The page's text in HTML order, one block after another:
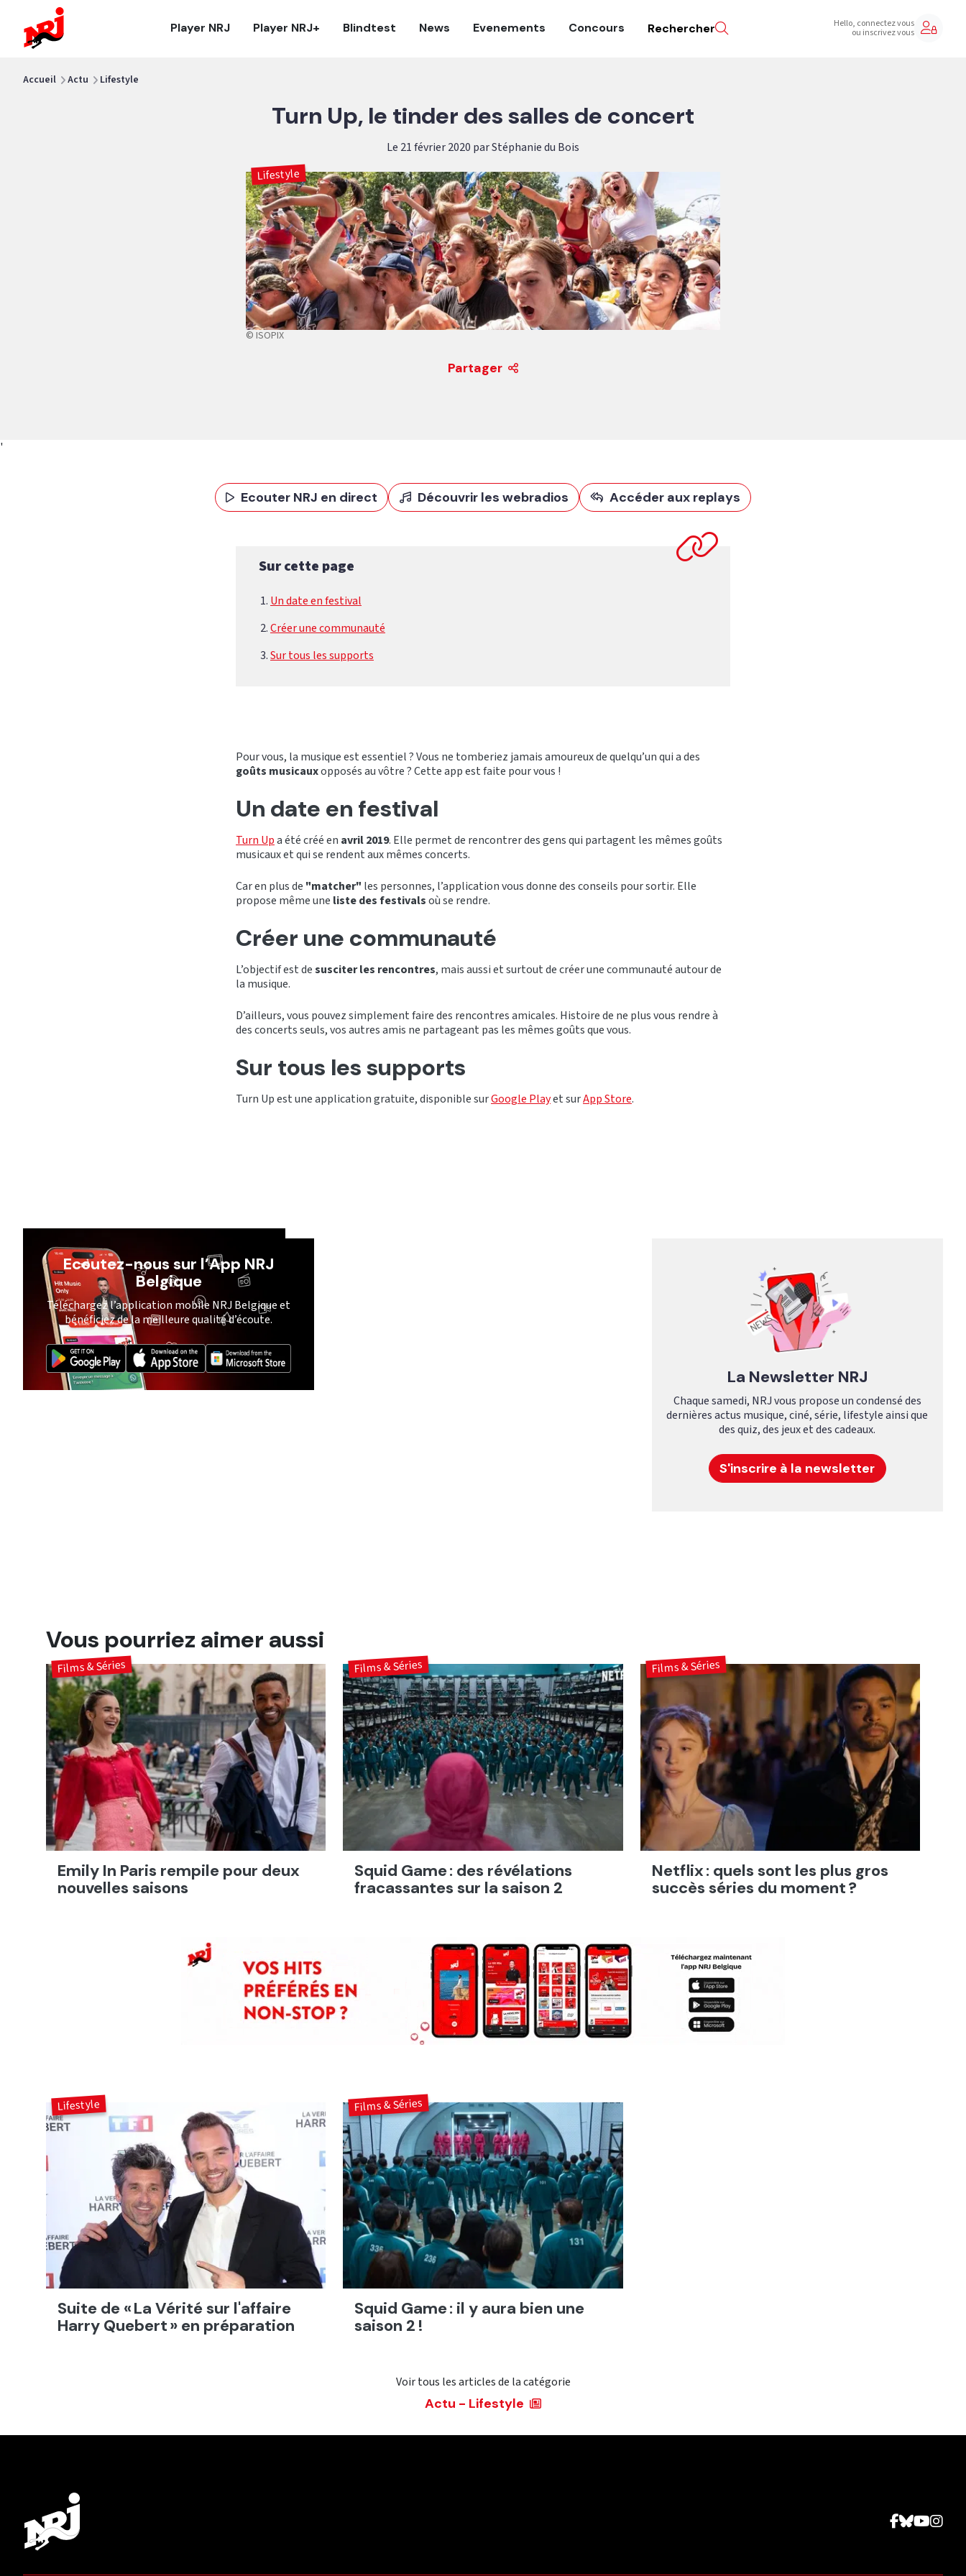
Player NRJ Player NRJ+ Blindtest News Evenements Concours Rechercher Hello, connectez vous
ou inscrivez vous
Accueil Actu Lifestyle
Turn Up, le tinder des salles de concert
Le 21 février 2020 par Stéphanie du Bois
Lifestyle
© ISOPIX
Partager
'
Ecouter NRJ en direct Découvrir les webradios Accéder aux replays
Sur cette page
Un date en festival
Créer une communauté
Sur tous les supports
Pour vous, la musique est essentiel ? Vous ne tomberiez jamais amoureux de quelqu’un qui a des
goûts musicauxopposés au vôtre ? Cette app est faite pour vous !
Un date en festival
Turn Upa été créé en avril 2019. Elle permet de rencontrer des gens qui partagent les mêmes goûts
musicaux et qui se rendent aux mêmes concerts.
Car en plus de "matcher" les personnes, l’application vous donne des conseils pour sortir. Elle
propose même une liste des festivalsoù se rendre.
Créer une communauté
L’objectif est desusciter les rencontres, mais aussi et surtout de créer une communauté autour de
la musique.
D’ailleurs, vous pouvez simplement faire des rencontres amicales. Histoire de ne plus vous rendre à
des concerts seuls, vos autres amis ne partageant pas les mêmes goûts que vous.
Sur tous les supports
Turn Up est une application gratuite, disponible surGoogle Playet surApp Store.
Ecoutez-nous sur l’App NRJ
Belgique
Téléchargez l’application mobile NRJ Belgique et
bénéficiez de la meilleure qualité d’écoute.
La Newsletter NRJ
Chaque samedi, NRJ vous propose un condensé des
dernières actus musique, ciné, série, lifestyle ainsi que
des quiz, des jeux et des cadeaux.
S'inscrire à la newsletter
Vous pourriez aimer aussi
Emily In Paris rempile pour deux
nouvelles saisons
Films & Séries
Squid Game : des révélations
fracassantes sur la saison 2
Films & Séries
Netflix : quels sont les plus gros
succès séries du moment ?
Films & Séries
Suite de « La Vérité sur l'affaire
Harry Quebert » en préparation
Lifestyle
Squid Game : il y aura bien une
saison 2 !
Films & Séries
Voir tous les articles de la catégorie
Actu - Lifestyle